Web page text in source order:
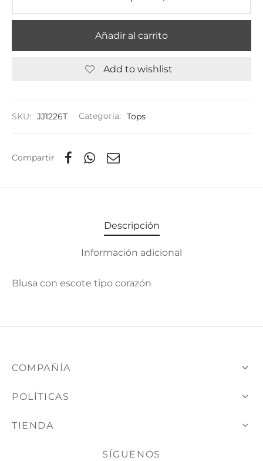
Añadir al carrito
Add to wishlist
SKU: JJ1226T Categoría: Tops
Compartir
Descripción
Información adicional
Blusa con escote tipo corazón
COMPAÑÍA
POLÍTICAS
TIENDA
SÍGUENOS